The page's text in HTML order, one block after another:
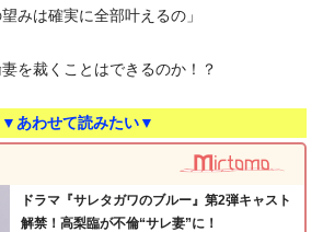
みは確実に全部叶えるの」
を裁くことはできるのか！？
▼あわせて読みたい▼
ドラマ『サレタガワのブルー』第2弾キャスト
解禁！高梨臨が不倫“サレ妻”に！